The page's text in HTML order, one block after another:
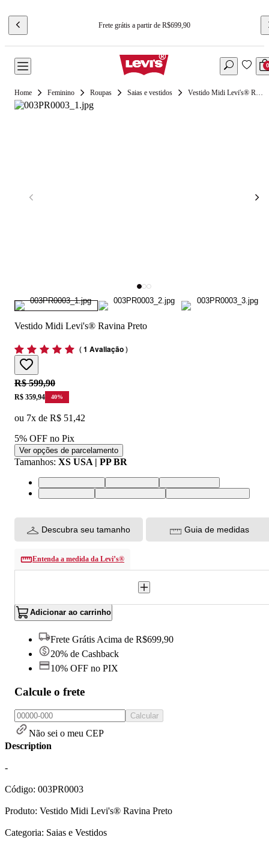
Frete grátis a partir de R$699,90
0
Feminino Roupas Saias e vestidos Vestido Midi Levi's® Ravina Preto
Vestido Midi Levi's® Ravina Preto
(1 Avaliação)
Original price:
R$ 599,90
Price:
R$ 359,94 40%
ou 7x de R$ 51,42
5% OFF no Pix
Ver opções de parcelamento
Tamanhos: XS USA | PP BR
XS USA | PP BRS USA | P BRM USA | M BR
L USA | G BRXL USA | GG BRXXL USA | EGG BR
Descubra seu tamanho Guia de medidas
Entenda a medida da Levi’s®
Adicionar ao carrinho
Frete Grátis Acima de R$699,90
20% de Cashback
10% OFF no PIX
Calcule o frete
Calcular
Não sei o meu CEP
Description
-
Código: 003PR0003
Produto: Vestido Midi Levi's® Ravina Preto
Categoria: Saias e Vestidos